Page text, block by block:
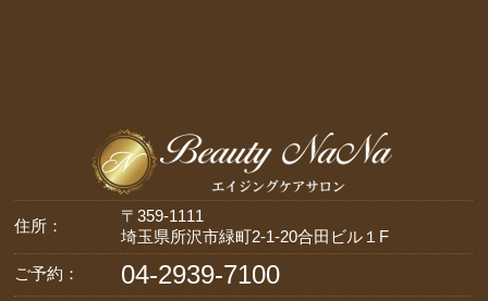
住所：
〒359-1111
埼玉県所沢市緑町2-1-20合田ビル１F
ご予約：
04-2939-7100